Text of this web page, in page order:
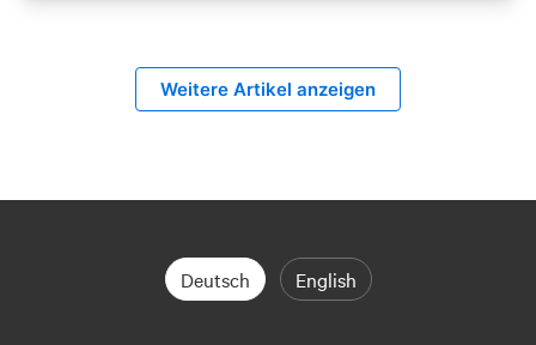
Weitere Artikel anzeigen
Deutsch English